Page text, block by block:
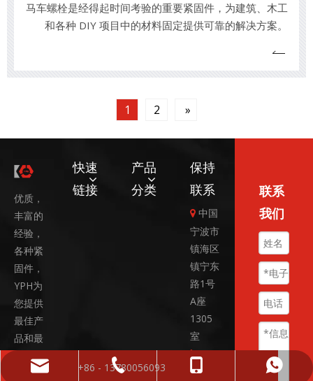
马车螺栓是经得起时间考验的重要紧固件，为建筑、木工
和各种 DIY 项目中的材料固定提供可靠的解决方案。
1 2 »
优质，
丰富的
经验，
各种紧
固件，
YPH为
您提供
最佳产
品和最
佳服
务！
sales01@yphfasteners.cn
+ 86-574-86662856
+86 - 13780056093
+86 - 13780056093
快速
链接
产品
分类
保持
联系
 中国
宁波市
镇海区
镇宁东
路1号
A座
1305
室
+86
-
联系
我们